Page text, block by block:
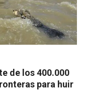
de los 400.000
para huir